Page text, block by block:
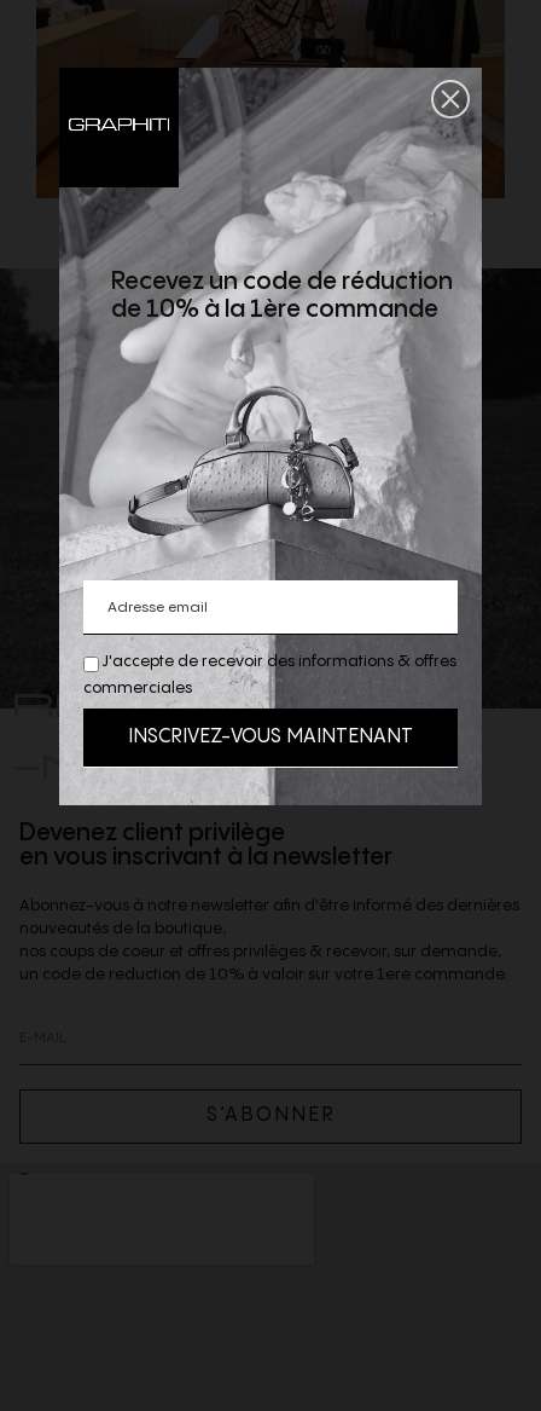
REJOIGNEZ
-NOUS
Devenez client privilège
en vous inscrivant à la newsletter
Abonnez-vous à notre newsletter afin d'être informé des dernières
nouveautés de la boutique,
nos coups de coeur et offres privilèges & recevoir, sur demande,
un code de reduction de 10% à valoir sur votre 1ere commande.
S’ABONNER
J'accepte de recevoir des informations & offres
commerciales
Recevez un code de réduction
de 10% à la 1ère commande